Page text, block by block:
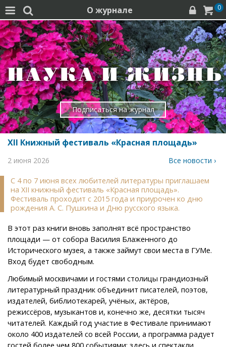
  О журнале   0
Подписаться на журнал
XII Книжный фестиваль «Красная площадь»
2 июня 2026 Все новости ›
С 4 по 7 июня всех любителей литературы приглашаем
на XII книжный фестиваль «Красная площадь».
Фестиваль проходит с 2015 года и приурочен ко дню
рождения А. С. Пушкина и Дню русского языка.
В этот раз книги вновь заполнят всё пространство
площади — от собора Василия Блаженного до
Исторического музея, а также займут свои места в ГУМе.
Вход будет свободным.
Любимый москвичами и гостями столицы грандиозный
литературный праздник объединит писателей, поэтов,
издателей, библиотекарей, учёных, актёров,
режиссёров, музыкантов и, конечно же, десятки тысяч
читателей. Каждый год участие в Фестивале принимают
около 400 издателей со всей России, а программа радует
гостей более чем 800 событиями: здесь и спектакли